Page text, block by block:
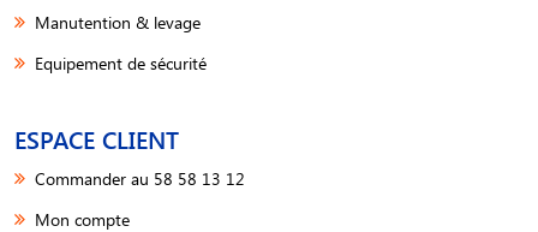
Manutention & levage
Equipement de sécurité
ESPACE CLIENT
Commander au 58 58 13 12
Mon compte